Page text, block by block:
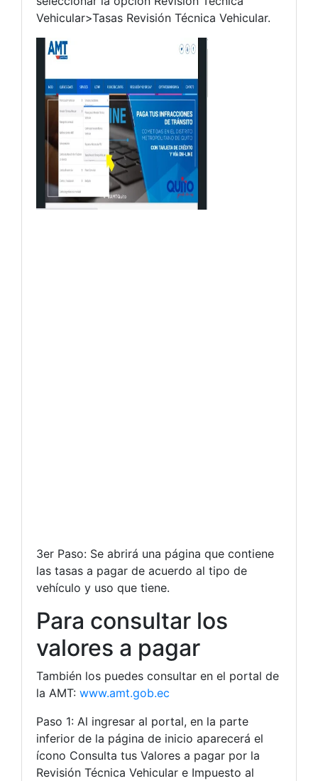
Vehicular>Tasas Revisión Técnica Vehicular.
3er Paso: Se abrirá una página que contiene
las tasas a pagar de acuerdo al tipo de
vehículo y uso que tiene.
Para consultar los
valores a pagar
También los puedes consultar en el portal de
la AMT: www.amt.gob.ec
Paso 1: Al ingresar al portal, en la parte
inferior de la página de inicio aparecerá el
ícono Consulta tus Valores a pagar por la
Revisión Técnica Vehicular e Impuesto al